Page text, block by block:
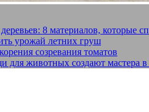
8 материалов, которые
урожай летних груш
созревания томатов
для животных создают мастера в